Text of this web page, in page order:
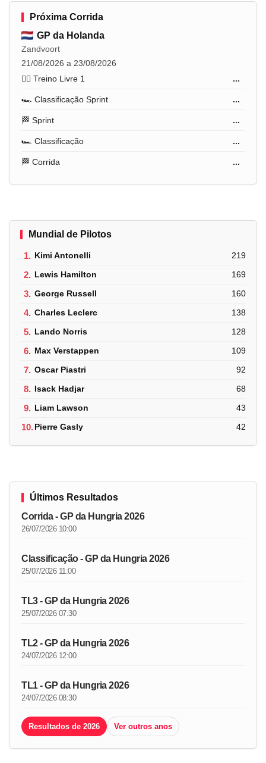
Próxima Corrida
GP da Holanda
Zandvoort
21/08/2026 a 23/08/2026
🏋️‍♂️ Treino Livre 1
...
🏎️ Classificação Sprint ...
🏁 Sprint ...
🏎️ Classificação ...
🏁 Corrida ...
Mundial de Pilotos
1. Kimi Antonelli 219
2. Lewis Hamilton 169
3. George Russell 160
4. Charles Leclerc 138
5. Lando Norris 128
6. Max Verstappen 109
7. Oscar Piastri 92
8. Isack Hadjar 68
9. Liam Lawson 43
10.Pierre Gasly 42
Últimos Resultados
Corrida - GP da Hungria 2026
26/07/2026 10:00
Classificação - GP da Hungria 2026
25/07/2026 11:00
TL3 - GP da Hungria 2026
25/07/2026 07:30
TL2 - GP da Hungria 2026
24/07/2026 12:00
TL1 - GP da Hungria 2026
24/07/2026 08:30
Resultados de 2026 Ver outros anos